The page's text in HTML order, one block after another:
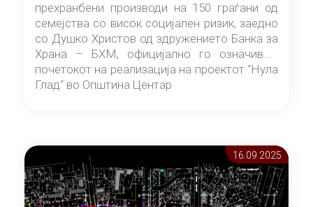
прехранбени производи на 150 граѓани од
семејства со висок социјален ризик, заедно
со Душко Христов од здружението Банка за
Храна – БХМ, официјално го означивме
почетокот на реализација на проектот “Нула
Глад“ во Општина Центар
16.09 2025